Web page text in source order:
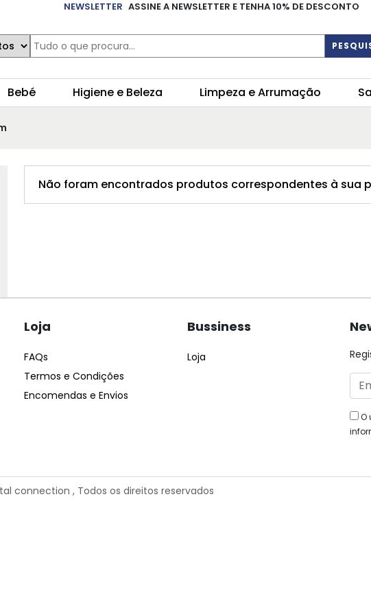
NEWSLETTER ASSINE A NEWSLETTER E TENHA 10% DE DESCONTO
Bebé Higiene e Beleza Limpeza e Arrumação
Não foram encontrados produtos correspondentes à sua
Loja
FAQs
Termos e Condições
Encomendas e Envios
Bussiness
Loja
O
connection , Todos os direitos reservados